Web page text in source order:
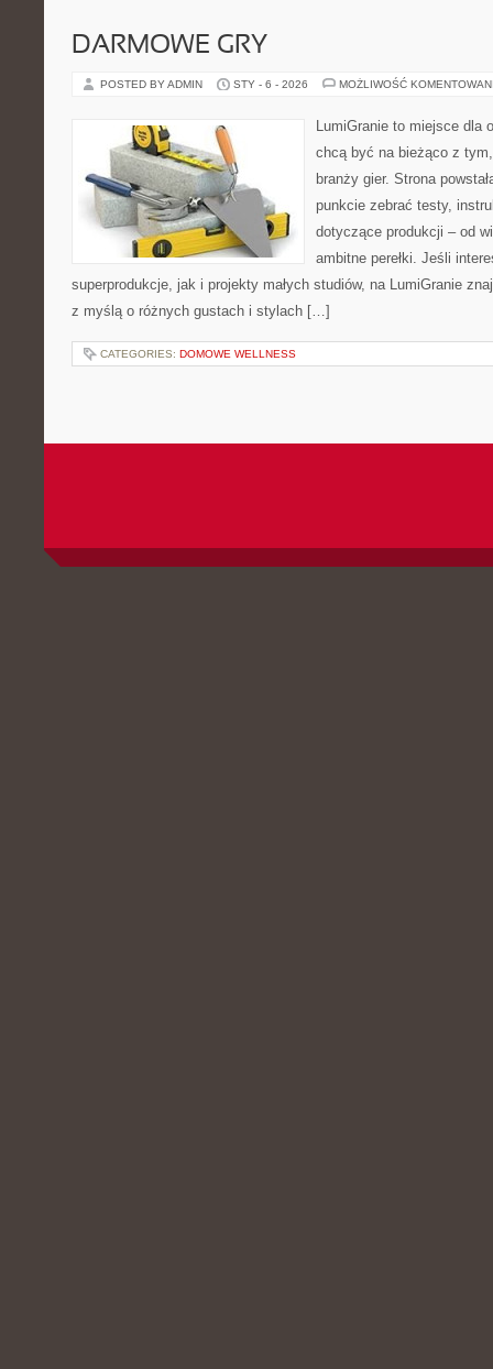
DARMOWE GRY
POSTED BY ADMIN STY - 6 - 2026 MOŻLIWOŚĆ
LumiGranie to miejsce dla
chcą być na bieżąco z
branży gier. Strona
punkcie zebrać testy,
dotyczące produkcji – od
ambitne perełki. Jeśli
superprodukcje, jak i projekty małych studiów, na LumiGranie
z myślą o różnych gustach i stylach […]
CATEGORIES: DOMOWE WELLNESS